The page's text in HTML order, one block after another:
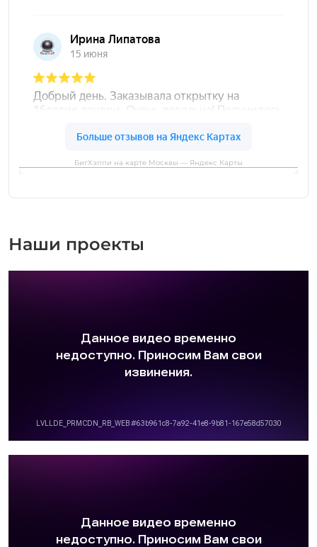
БигХэппи на карте Москвы — Яндекс Карты
Наши проекты